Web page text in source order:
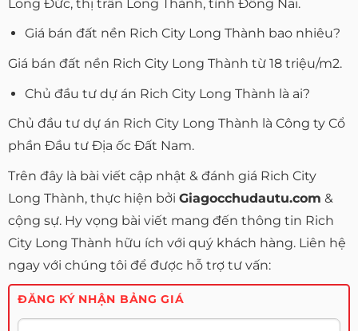
Long Đức, thị trấn Long Thành, tỉnh Đồng Nai.
Giá bán đất nền Rich City Long Thành bao nhiêu?
Giá bán đất nền Rich City Long Thành từ 18 triệu/m2.
Chủ đầu tư dự án Rich City Long Thành là ai?
Chủ đầu tư dự án Rich City Long Thành là Công ty Cổ
phần Đầu tư Địa ốc Đất Nam.
Trên đây là bài viết cập nhật & đánh giá Rich City
Long Thành, thực hiện bởi Giagocchudautu.com &
cộng sự. Hy vọng bài viết mang đến thông tin Rich
City Long Thành hữu ích với quý khách hàng. Liên hệ
ngay với chúng tôi để được hỗ trợ tư vấn:
ĐĂNG KÝ NHẬN BẢNG GIÁ